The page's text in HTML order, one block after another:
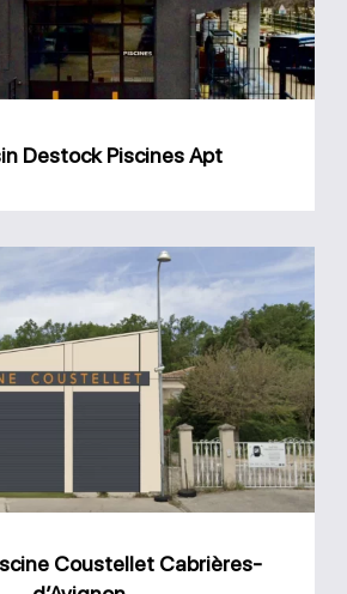
Destock Piscines Apt
Magasin
Coustellet
Cabrières-
d’Avignon
Coustellet Cabrières-